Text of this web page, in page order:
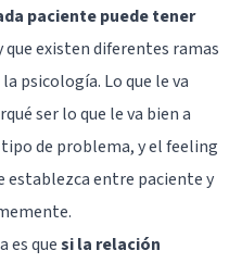
paciente puede tener
que existen diferentes ramas
psicología. Lo que le va
ser lo que le va bien a
de problema, y el feeling
establezca entre paciente y
es quesi la relación